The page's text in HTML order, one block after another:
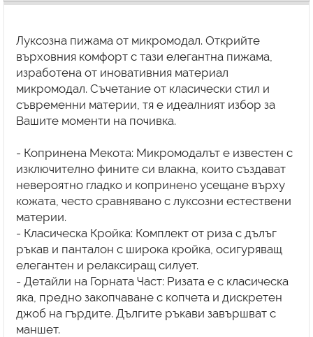
Луксозна пижама от микромодал. Открийте
върховния комфорт с тази елегантна пижама,
изработена от иновативния материал
микромодал. Съчетание от класически стил и
съвременни материи, тя е идеалният избор за
Вашите моменти на почивка.
- Копринена Мекота: Микромодалът е известен с
изключително фините си влакна, които създават
невероятно гладко и копринено усещане върху
кожата, често сравнявано с луксозни естествени
материи.
- Класическа Кройка: Комплект от риза с дълъг
ръкав и панталон с широка кройка, осигуряващ
елегантен и релаксиращ силует.
- Детайли на Горната Част: Ризата е с класическа
яка, предно закопчаване с копчета и дискретен
джоб на гърдите. Дългите ръкави завършват с
маншет.